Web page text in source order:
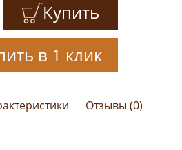
Купить
в 1 клик
Отзывы (0)